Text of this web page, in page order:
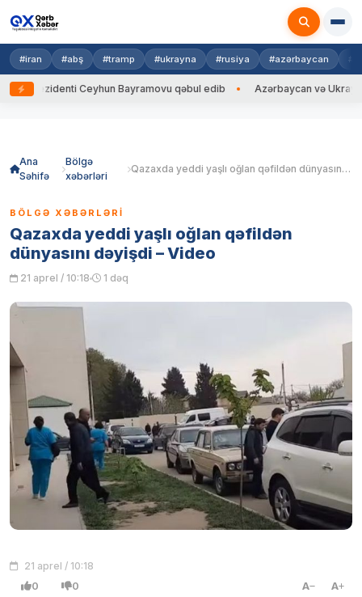
#iran #abş #tramp #ukrayna #rusiya #azərbaycan
Prezidenti Ceyhun Bayramovu qəbul edib Azərbaycan və Ukrayna
Ana
Səhifə
Bölgə
xəbərləri
Qazaxda yeddi yaşlı oğlan qəfildən dünyasını dəyişdi – Video
BÖLGƏ XƏBƏRLƏRI
Qazaxda yeddi yaşlı oğlan qəfildən
dünyasını dəyişdi – Video
21 aprel / 10:18 1 dəq
21 aprel / 10:18
0 0 A A